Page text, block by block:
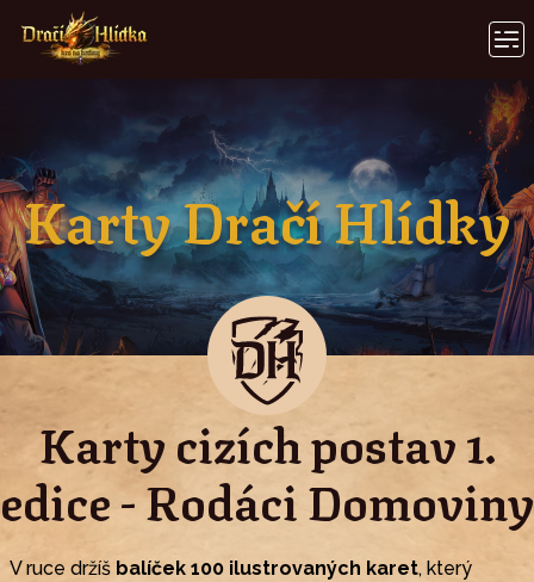
Karty Dračí Hlídky
Karty cizích postav 1.
edice - Rodáci Domoviny
V ruce držíš balíček 100 ilustrovaných karet, který